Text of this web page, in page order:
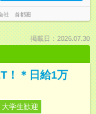
社 首都圏
掲載日：2026.07.30
！＊日給1万
大学生歓迎